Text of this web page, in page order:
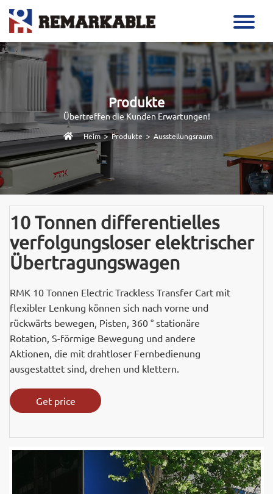
Produkte
Übertreffen die Kunden Erwartungen!
Heim > Produkte > Ausstellungsraum
10 Tonnen differentielles
verfolgungsloser elektrischer
Übertragungswagen
RMK 10 Tonnen Electric Trackless Transfer Cart mit
flexibler Lenkung können sich nach vorne und
rückwärts bewegen, Pisten, 360 ° stationäre
Rotation, S-förmige Bewegung und andere
Aktionen, die mit drahtloser Fernbedienung
ausgestattet sind, drehen und klettern.
Get price